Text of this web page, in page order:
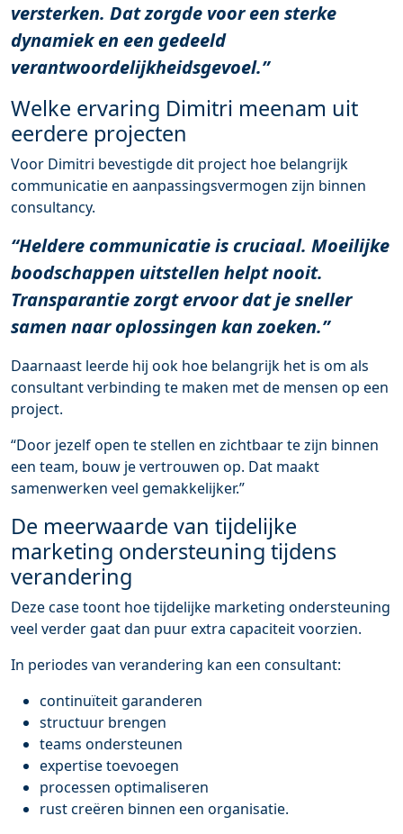
versterken. Dat zorgde voor een sterke
dynamiek en een gedeeld
verantwoordelijkheidsgevoel.”
Welke ervaring Dimitri meenam uit
eerdere projecten
Voor Dimitri bevestigde dit project hoe belangrijk
communicatie en aanpassingsvermogen zijn binnen
consultancy.
“Heldere communicatie is cruciaal. Moeilijke
boodschappen uitstellen helpt nooit.
Transparantie zorgt ervoor dat je sneller
samen naar oplossingen kan zoeken.”
Daarnaast leerde hij ook hoe belangrijk het is om als
consultant verbinding te maken met de mensen op een
project.
“Door jezelf open te stellen en zichtbaar te zijn binnen
een team, bouw je vertrouwen op. Dat maakt
samenwerken veel gemakkelijker.”
De meerwaarde van tijdelijke
marketing ondersteuning tijdens
verandering
Deze case toont hoe tijdelijke marketing ondersteuning
veel verder gaat dan puur extra capaciteit voorzien.
In periodes van verandering kan een consultant:
continuïteit garanderen
structuur brengen
teams ondersteunen
expertise toevoegen
processen optimaliseren
rust creëren binnen een organisatie.